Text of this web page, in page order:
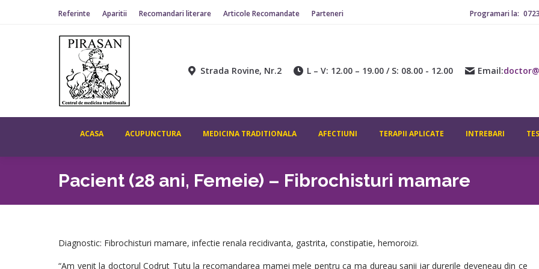
Referinte Aparitii Recomandari literare Articole Recomandate Parteneri Programari la:
Strada Rovine, Nr.2 L – V: 12.00 – 19.00 / S: 08.00 - 12.00 Email:
ACASA ACUPUNCTURA MEDICINA TRADITIONALA AFECTIUNI TERAPII APLICATE INTREBARI
Pacient (28 ani, Femeie) – Fibrochisturi mamare
Diagnostic: Fibrochisturi mamare, infectie renala recidivanta, gastrita, constipatie, hemoroizi.
“Am venit la doctorul Codrut Tutu la recomandarea mamei mele pentru ca ma dureau sanii iar durerile deveneau din ce
ACASA ACUPUNCTURA MEDICINA TRADITIONALA AFECTIUNI INTREBARI